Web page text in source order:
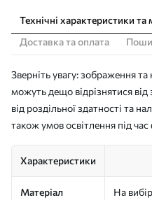
Технічні характеристики та
Доставка та оплата
Зверніть увагу: зображення
можуть дещо відрізнятися
від роздільної здатності та
також умов освітлення під
Характеристики
Матеріал
На